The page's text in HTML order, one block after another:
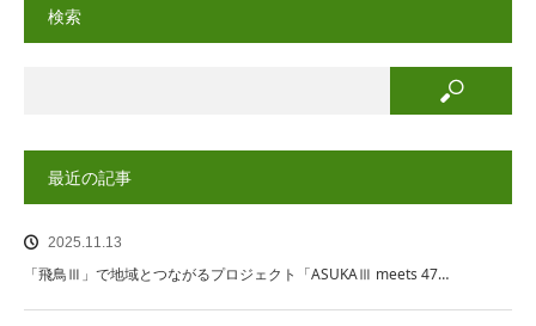
検索
最近の記事
2025.11.13
「飛鳥Ⅲ」で地域とつながるプロジェクト「ASUKAⅢ meets 47…